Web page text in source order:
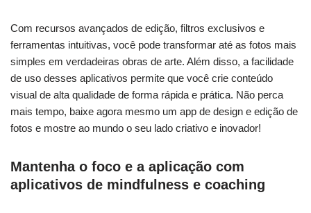
Com recursos avançados de ​edição, filtros exclusivos e
ferramentas ⁢intuitivas, ⁤você pode transformar até as fotos mais
‍simples‌ em verdadeiras obras de arte. Além disso, a facilidade
⁣de uso desses aplicativos permite que você crie conteúdo
visual de alta qualidade de forma rápida e ⁤prática. Não​ perca
mais tempo, baixe agora ⁣mesmo um⁤ app de design e edição de
fotos​ e mostre ao​ mundo o seu lado criativo e inovador!
Mantenha o ⁢foco e a aplicação com
⁣aplicativos de ‍mindfulness e coaching